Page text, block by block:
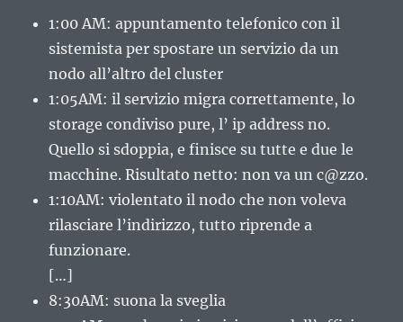
1:00 AM: appuntamento telefonico con il
sistemista per spostare un servizio da un
nodo all’altro del cluster
1:05AM: il servizio migra correttamente, lo
storage condiviso pure, l’ ip address no.
Quello si sdoppia, e finisce su tutte e due le
macchine. Risultato netto: non va un c@zzo.
1:10AM: violentato il nodo che non voleva
rilasciare l’indirizzo, tutto riprende a
funzionare.
[…]
8:30AM: suona la sveglia